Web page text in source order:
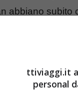
abbiano subito
e Donne
di
corso della
ttiviaggi.it
personal